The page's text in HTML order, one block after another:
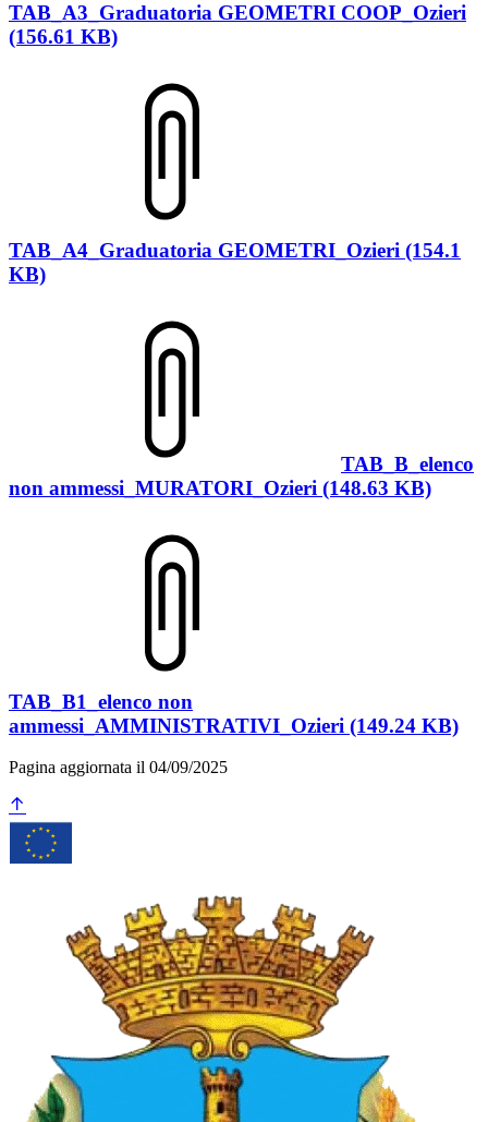
TAB_A3_Graduatoria GEOMETRI COOP_Ozieri
(156.61 KB)
TAB_A4_Graduatoria GEOMETRI_Ozieri (154.1
KB)
TAB_B_elenco
non ammessi_MURATORI_Ozieri (148.63 KB)
TAB_B1_elenco non
ammessi_AMMINISTRATIVI_Ozieri (149.24 KB)
Pagina aggiornata il 04/09/2025